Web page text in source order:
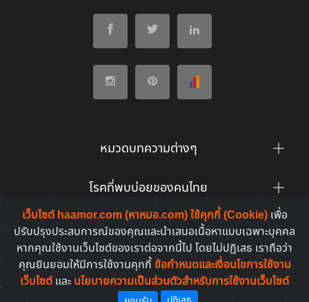
เว็บไซต์ haamor.com (หาหมอ.com) ใช้คุกกี้ (Cookie) เพื่อ
ปรับปรุงประสบการณ์ของคุณและนำเสนอเนื้อหาแบบเฉพาะบุคคล
หากคุณใช้งานเว็บไซต์ของเราต่อจากนี้ไป โดยไม่ปฏิเสธ เราถือว่า
คุณยินยอมให้มีการใช้งานคุกกี้ ข้อกำหนดและเงื่อนไขการใช้งาน
เว็บไซต์และ นโยบายความเป็นส่วนตัวสำหรับการใช้งานเว็บไซต์
หมวดบทความต่างๆ
โรคที่พบบ่อยของคนไทย
ยาที่คนไทยค้นหาบ่อย
Copyright © 2011-2026. All rights reserved | by